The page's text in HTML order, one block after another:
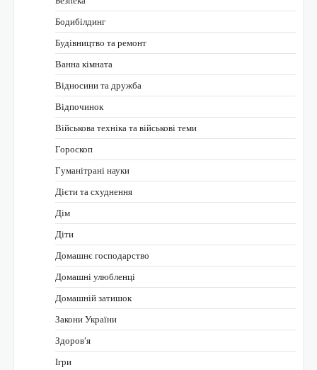
Бодибілдинг
Будівництво та ремонт
Ванна кімната
Відносини та дружба
Відпочинок
Військова техніка та військові теми
Гороскоп
Гуманітрані науки
Дієти та схуднення
Дім
Діти
Домашнє господарство
Домашні улюбленці
Домашній затишок
Закони України
Здоров'я
Ігри